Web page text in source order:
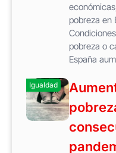
pobreza en
pobreza o
España
Igualdad